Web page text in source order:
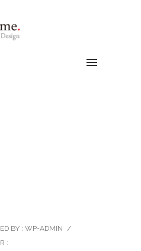
BY : WP-ADMIN /
: